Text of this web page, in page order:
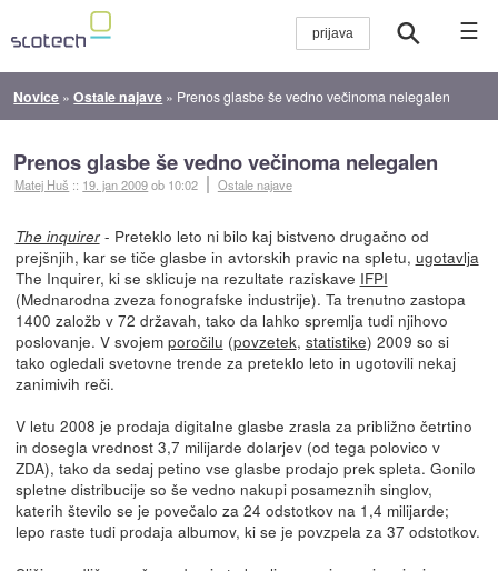
☰
Novice »Ostale najave » Prenos glasbe še vedno večinoma nelegalen
Prenos glasbe še vedno večinoma nelegalen
Matej Huš :: 19. jan 2009ob 10:02 Ostale najave
The inquirer- Preteklo leto ni bilo kaj bistveno drugačno od
prejšnjih, kar se tiče glasbe in avtorskih pravic na spletu, ugotavlja
The Inquirer, ki se sklicuje na rezultate raziskave IFPI
(Mednarodna zveza fonografske industrije). Ta trenutno zastopa
1400 založb v 72 državah, tako da lahko spremlja tudi njihovo
poslovanje. V svojem poročilu (povzetek, statistike) 2009 so si
tako ogledali svetovne trende za preteklo leto in ugotovili nekaj
zanimivih reči.
V letu 2008 je prodaja digitalne glasbe zrasla za približno četrtino
in dosegla vrednost 3,7 milijarde dolarjev (od tega polovico v
ZDA), tako da sedaj petino vse glasbe prodajo prek spleta. Gonilo
spletne distribucije so še vedno nakupi posameznih singlov,
katerih število se je povečalo za 24 odstotkov na 1,4 milijarde;
lepo raste tudi prodaja albumov, ki se je povzpela za 37 odstotkov.